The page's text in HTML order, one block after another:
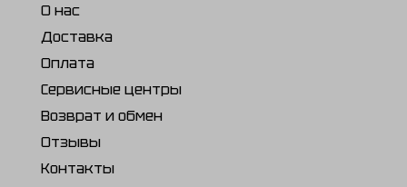
О нас
Доставка
Оплата
Сервисные центры
Возврат и обмен
Отзывы
Контакты